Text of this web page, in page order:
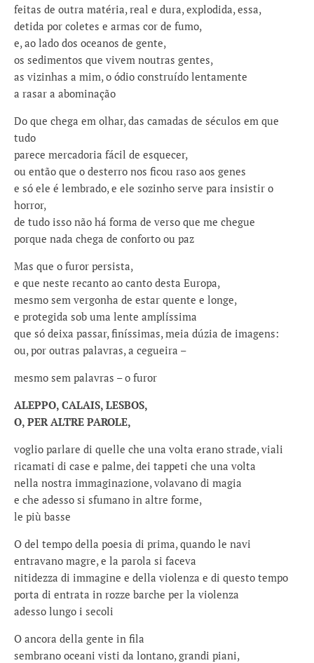
feitas de outra matéria, real e dura, explodida, essa,
detida por coletes e armas cor de fumo,
e, ao lado dos oceanos de gente,
os sedimentos que vivem noutras gentes,
as vizinhas a mim, o ódio construído lentamente
a rasar a abominação
Do que chega em olhar, das camadas de séculos em que
tudo
parece mercadoria fácil de esquecer,
ou então que o desterro nos ficou raso aos genes
e só ele é lembrado, e ele sozinho serve para insistir o
horror,
de tudo isso não há forma de verso que me chegue
porque nada chega de conforto ou paz
Mas que o furor persista,
e que neste recanto ao canto desta Europa,
mesmo sem vergonha de estar quente e longe,
e protegida sob uma lente amplíssima
que só deixa passar, finíssimas, meia dúzia de imagens:
ou, por outras palavras, a cegueira –
mesmo sem palavras – o furor
ALEPPO, CALAIS, LESBOS,
O, PER ALTRE PAROLE,
voglio parlare di quelle che una volta erano strade, viali
ricamati di case e palme, dei tappeti che una volta
nella nostra immaginazione, volavano di magia
e che adesso si sfumano in altre forme,
le più basse
O del tempo della poesia di prima, quando le navi
entravano magre, e la parola si faceva
nitidezza di immagine e della violenza e di questo tempo
porta di entrata in rozze barche per la violenza
adesso lungo i secoli
O ancora della gente in fila
sembrano oceani visti da lontano, grandi piani,